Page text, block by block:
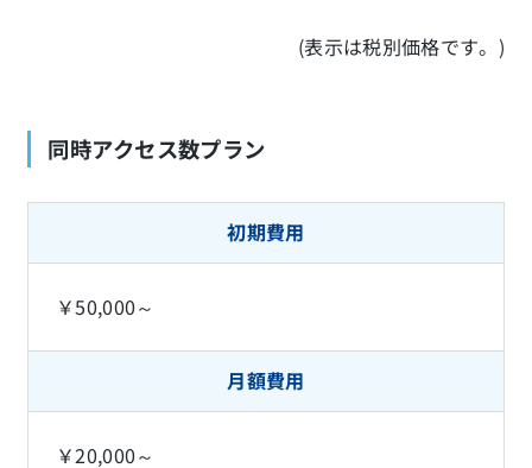
(表示は税別価格です。)
同時アクセス数プラン
初期費用
￥50,000～
月額費用
￥20,000～